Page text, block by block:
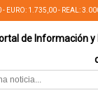
- EURO: 1.735,00 - REAL:
de Información